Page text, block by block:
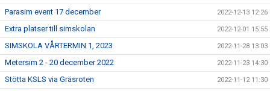
Parasim event 17 december 2022-12-13 12:26
Extra platser till simskolan 2022-12-01 15:55
SIMSKOLA VÅRTERMIN 1, 2023 2022-11-28 13:03
Metersim 2 - 20 december 2022 2022-11-23 14:30
Stötta KSLS via Gräsroten 2022-11-12 11:30